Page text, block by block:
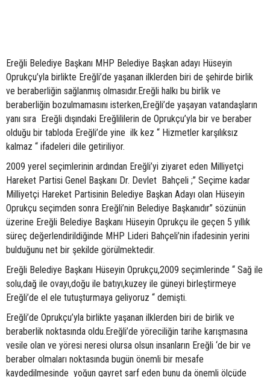
Ereğli Belediye Başkanı MHP Belediye Başkan adayı Hüseyin
Oprukçu’yla birlikte Ereğli’de yaşanan ilklerden biri de şehirde birlik
ve beraberliğin sağlanmış olmasıdır.Ereğli halkı bu birlik ve
beraberliğin bozulmamasını isterken,Ereğli’de yaşayan vatandaşların
yanı sıra Ereğli dışındaki Ereğlililerin de Oprukçu’yla bir ve beraber
olduğu bir tabloda Ereğli’de yine ilk kez “ Hizmetler karşılıksız
kalmaz “ ifadeleri dile getiriliyor.
2009 yerel seçimlerinin ardından Ereğli’yi ziyaret eden Milliyetçi
Hareket Partisi Genel Başkanı Dr. Devlet Bahçeli ;” Seçime kadar
Milliyetçi Hareket Partisinin Belediye Başkan Adayı olan Hüseyin
Oprukçu seçimden sonra Ereğli’nin Belediye Başkanıdır” sözünün
üzerine Ereğli Belediye Başkanı Hüseyin Oprukçu ile geçen 5 yıllık
süreç değerlendirildiğinde MHP Lideri Bahçeli’nin ifadesinin yerini
bulduğunu net bir şekilde görülmektedir.
Ereğli Belediye Başkanı Hüseyin Oprukçu,2009 seçimlerinde “ Sağ ile
solu,dağ ile ovayı,doğu ile batıyı,kuzey ile güneyi birleştirmeye
Ereğli’de el ele tutuşturmaya geliyoruz “ demişti.
Ereğli’de Oprukçu’yla birlikte yaşanan ilklerden biri de birlik ve
beraberlik noktasında oldu.Ereğli’de yöreciliğin tarihe karışmasına
vesile olan ve yöresi neresi olursa olsun insanların Ereğli ‘de bir ve
beraber olmaları noktasında bugün önemli bir mesafe
kaydedilmesinde yoğun gayret sarf eden bunu da önemli ölçüde